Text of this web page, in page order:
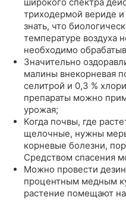
триходермой вериде
знать, что
температуре воздуха
необходимо
Значительно
малины внекорневая
селитрой и 0,3 %
препараты можно
урожая;
Когда почвы, где
щелочные, нужны
корневые болезни,
Средством спасения
Можно провести
процентным медным
растение помещают